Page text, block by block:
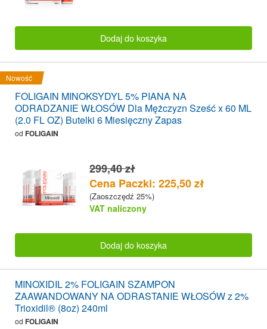
Dodaj do koszyka
Nowość
FOLIGAIN MINOKSYDYL 5% PIANA NA
ODRADZANIE WŁOSÓW Dla Mężczyzn Sześć x 60 ML
(2.0 FL OZ) Butelki 6 Miesięczny Zapas
od FOLIGAIN
299,40 zł
Cena Paczki: 225,50 zł
(Zaoszczędź 25%)
VAT naliczony
Dodaj do koszyka
MINOXIDIL 2% FOLIGAIN SZAMPON
ZAAWANDOWANY NA ODRASTANIE WŁOSÓW z 2%
Trioxidil® (8oz) 240ml
od FOLIGAIN